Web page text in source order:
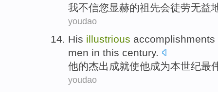
我不信您显赫的祖先会徒劳无益
youdao
His illustrious accomplishments
men in this century.
他的杰出 成就使他成为本世纪最
youdao